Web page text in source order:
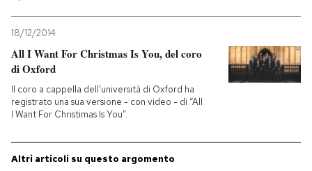
CALENDARIO
AREA PERSONALE
Entra
18/12/2014
All I Want For Christmas Is You, del coro
di Oxford
Il coro a cappella dell’università di Oxford ha
registrato una sua versione - con video - di “All
I Want For Christimas Is You”.
Altri articoli su questo argomento